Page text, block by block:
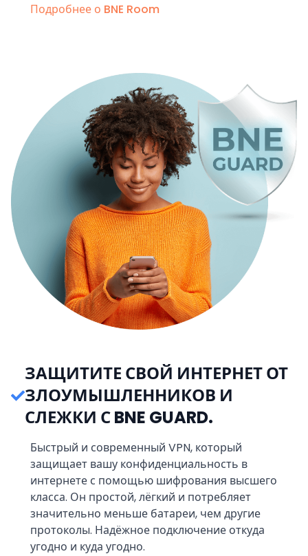
Подробнее о BNE Room
ЗАЩИТИТЕ СВОЙ ИНТЕРНЕТ ОТ
ЗЛОУМЫШЛЕННИКОВ И
СЛЕЖКИ С BNE GUARD.
Быстрый и современный VPN, который
защищает вашу конфиденциальность в
интернете с помощью шифрования высшего
класса. Он простой, лёгкий и потребляет
значительно меньше батареи, чем другие
протоколы. Надёжное подключение откуда
угодно и куда угодно.